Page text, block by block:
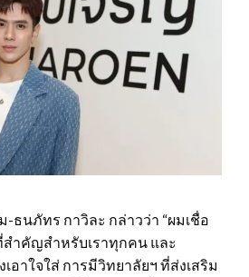
ธนภัทร กาวิละ กล่าวว่า “ผมเชื่อ
สำคัญสำหรับเราทุกคน และ
อาใจใส่ การมีวิทยาลัยฯ ที่ส่งเสริม